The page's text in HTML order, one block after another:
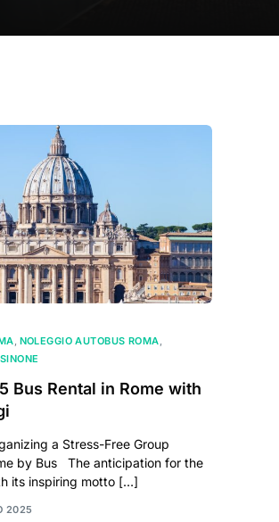
NOLEGGIO AUTOBUS ROMA
Bus Rental in Rome with
a Stress-Free Group
by Bus The anticipation for the
its inspiring motto […]
2025